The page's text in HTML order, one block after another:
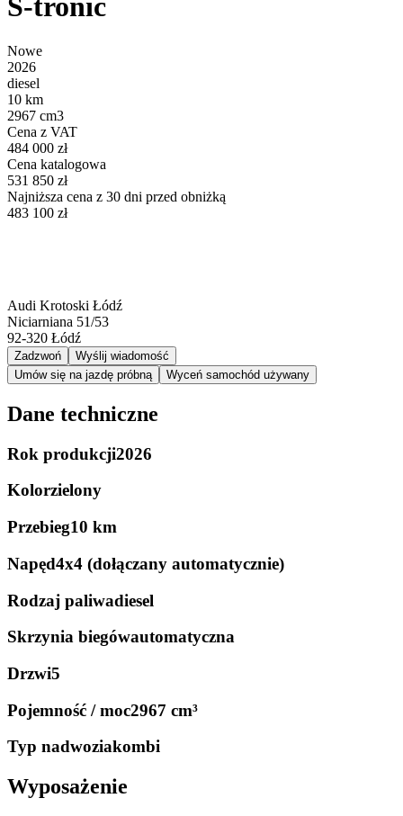
S-tronic
Nowe
2026
diesel
10 km
2967 cm3
Cena z VAT
484 000 zł
Cena katalogowa
531 850 zł
Najniższa cena z 30 dni przed obniżką
483 100 zł
Audi Krotoski Łódź
Niciarniana 51/53
92-320 Łódź
Zadzwoń
Wyślij wiadomość
Umów się na jazdę próbną
Wyceń samochód używany
Dane techniczne
Rok produkcji2026
Kolorzielony
Przebieg10 km
Napęd4x4 (dołączany automatycznie)
Rodzaj paliwadiesel
Skrzynia biegówautomatyczna
Drzwi5
Pojemność / moc2967 cm³
Typ nadwoziakombi
Wyposażenie